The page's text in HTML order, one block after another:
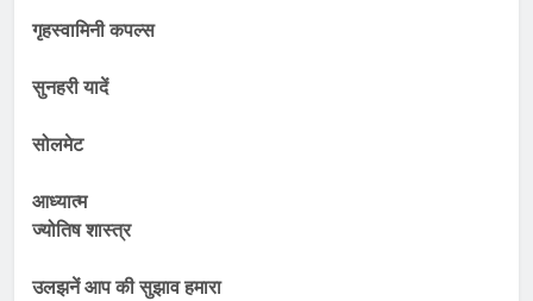
गृहस्वामिनी कपल्स
सुनहरी यादें
सोलमेट
आध्यात्म
ज्योतिष शास्त्र
उलझनें आप की सुझाव हमारा